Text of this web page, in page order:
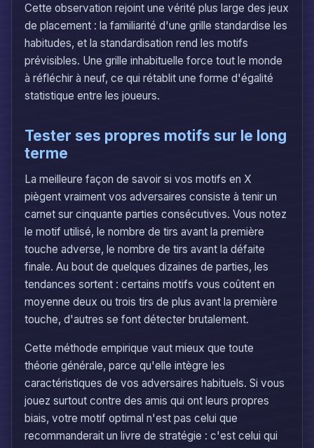
Cette observation rejoint une vérité plus large des jeux
de placement : la familiarité d'une grille standardise les
habitudes, et la standardisation rend les motifs
prévisibles. Une grille inhabituelle force tout le monde
à réfléchir à neuf, ce qui rétablit une forme d'égalité
statistique entre les joueurs.
Tester ses propres motifs sur le long
terme
La meilleure façon de savoir si vos motifs en X
piègent vraiment vos adversaires consiste à tenir un
carnet sur cinquante parties consécutives. Vous notez
le motif utilisé, le nombre de tirs avant la première
touche adverse, le nombre de tirs avant la défaite
finale. Au bout de quelques dizaines de parties, les
tendances sortent : certains motifs vous coûtent en
moyenne deux ou trois tirs de plus avant la première
touche, d'autres se font détecter brutalement.
Cette méthode empirique vaut mieux que toute
théorie générale, parce qu'elle intègre les
caractéristiques de vos adversaires habituels. Si vous
jouez surtout contre des amis qui ont leurs propres
biais, votre motif optimal n'est pas celui que
recommanderait un livre de stratégie : c'est celui qui